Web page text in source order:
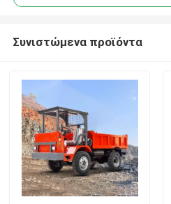
Συνιστώμενα προϊόντα